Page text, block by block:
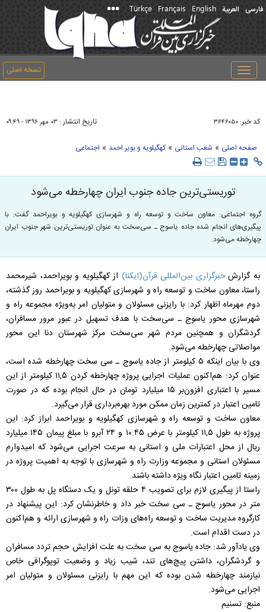
فارسی العربیة English
Français
Türkçe
نسخه اصلی
Toggle
navigation
کد خبر: ۳۶۴۶۰۵۰ تاریخ انتشار : ۰۳ مهر ۱۳۹۶ - ۰۹:۴۹
صفحه اصلی » شعب استانی »کهگیلویه و بویر احمد » اجتماعی
توریستی‌ترین جاده جنوب ایران چهارخطه می‌شود
گروه اجتماعی: معاون ساخت و توسعه راه و شهرسازی کهگیلویه و بویراحمد گفت: با
پیگیری‌های انجام شده جاده یاسوج ـ سی‌سخت به عنوان توریستی‌ترین شهر جنوب ایران
چهارخطه می‌شود.
به گزارشخبرگزاری بین‌المللی قرآن(ایکنا) از کهگیلویه و بویراحمد، شیرمحمد
راستا، معاون ساخت و توسعه راه و شهرسازی کهگیلویه و بویراحمد روز گذشته،
دوم مهرماه اظهار کرد: با رایزنی‌ مسئولان و متولیان امر به‌ویژه مجموعه راه و
شهرسازی محور یاسوج ـ سی‌سخت با هدف تسهیل در عبور مرور مسافران،
گردشگران و همچنین مردم شهر سی‌سخت‌ مرکز شهرستان دنا این محور
مواصلاتی چهارخطه می‌شود.
وی با بیان اینکه ۵ کیلومتر از جاده یاسوج ـ سی سخت چهارخطه شده است،
عنوان کرد: هم‌اکنون عملیات اجرایی پروژه چهارخطه کردن ۱۱,۵ کیلومتر از این
مسیر با اعتباری افزون‌بر ۱۵ میلیارد تومان در حال انجام بوده که در صورت
تامین اعتبار در کمترین زمان ممکن مورد بهره‌برداری قرار می‌گیرد.
معاون ساخت و توسعه راه و شهرسازی کهگیلویه و بویراحمد ابراز کرد: این
پروژه به طول ۱۱,۵ کیلومتر با عرض ۱۰.۴۵ و ۲۴ آبرو با مبلغ پیمان ۱۴۵ میلیارد
ریال از محل اعتبارات ملی و استانی به سرعت اجرایی می‌شود که امیدوارم
مسئولان استانی و مجموعه وزارت راه و شهرسازی با توجه به اهمیت پروژه در
زمینه تامین اعتبار نگاه ویژه داشته باشند.
راستا از پیگیری لازم برای تصویب ۴ حلقه تونل و یک دستگاه پل به طول ۳۰۰
متر در محور یاسوج ـ سی سخت خبر داد و خاطرنشان کرد: این پیشنهاد در
کارگروه مدیریت ساخت و توسعه راه‌های وزات راه و شهرسازی ارائه و هم‌اکنون
در دست اقدام است.
وی یادآور شد: جاده یاسوج به سی سخت به علت افزایش حجم تردد مسافران
و گردشگران، داشتن پیچ‌های تند، شیب زیاد و وضعیت توپوگرافی خاص
نیازمند چهارخطه شدن بوده که این مهم با رایزنی‌ مسئولان و متولیان امر
اجرایی می‌شود.
منبع: تسنیم